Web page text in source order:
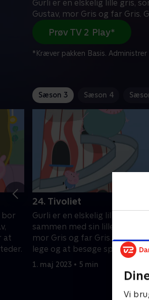
Vi
Gurli er en elskelig lille gris,
Gustav, mor Gris og far Gris.
Prøv TV 2 Play*
*Kræver pakken Basis.
Sæson 3 Sæson 4
bor
at
24. Tivoliet
Gurli er en elskelig lille gris,
sammen med sin lillebror
mor Gris og far Gris. Gurli
lege og at besøge spændende
1. maj 2023 • 5 min